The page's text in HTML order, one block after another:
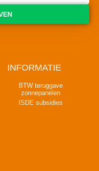
INFORMATIE
BTW teruggave
zonnepanelen
ISDE subsidies